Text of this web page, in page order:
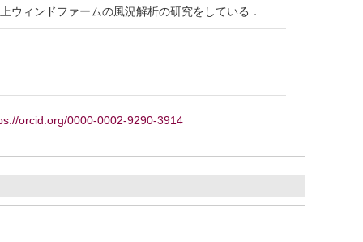
ウィンドファームの風況解析の研究をしている．
orcid.org/0000-0002-9290-3914